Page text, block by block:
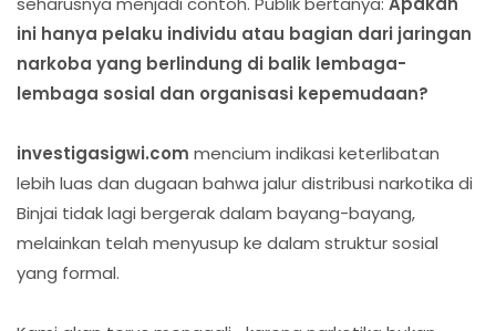
ini hanya pelaku individu atau bagian dari jaringan
narkoba yang berlindung di balik lembaga-
lembaga sosial dan organisasi kepemudaan?
investigasigwi.com mencium indikasi keterlibatan
lebih luas dan dugaan bahwa jalur distribusi narkotika di
Binjai tidak lagi bergerak dalam bayang-bayang,
melainkan telah menyusup ke dalam struktur sosial
yang formal.